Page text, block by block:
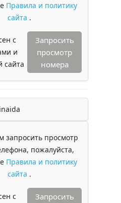
Правила и политику
сайта .
с
и
сайта
Запросить
просмотр
номера
запросить просмотр
пожалуйста,
Правила и политику
сайта .
с
Запросить